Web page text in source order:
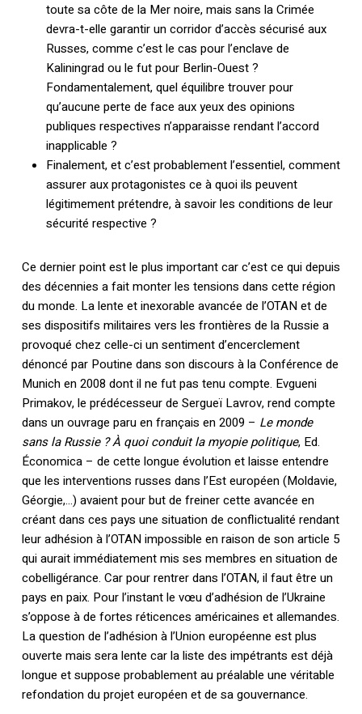
toute sa côte de la Mer noire, mais sans la Crimée
devra-t-elle garantir un corridor d’accès sécurisé aux
Russes, comme c’est le cas pour l’enclave de
Kaliningrad ou le fut pour Berlin-Ouest ?
Fondamentalement, quel équilibre trouver pour
qu’aucune perte de face aux yeux des opinions
publiques respectives n’apparaisse rendant l’accord
inapplicable ?
Finalement, et c’est probablement l’essentiel, comment
assurer aux protagonistes ce à quoi ils peuvent
légitimement prétendre, à savoir les conditions de leur
sécurité respective ?
Ce dernier point est le plus important car c’est ce qui depuis
des décennies a fait monter les tensions dans cette région
du monde. La lente et inexorable avancée de l’OTAN et de
ses dispositifs militaires vers les frontières de la Russie a
provoqué chez celle-ci un sentiment d’encerclement
dénoncé par Poutine dans son discours à la Conférence de
Munich en 2008 dont il ne fut pas tenu compte. Evgueni
Primakov, le prédécesseur de Sergueï Lavrov, rend compte
dans un ouvrage paru en français en 2009 – Le monde
sans la Russie ? À quoi conduit la myopie politique, Ed.
Économica – de cette longue évolution et laisse entendre
que les interventions russes dans l’Est européen (Moldavie,
Géorgie,…) avaient pour but de freiner cette avancée en
créant dans ces pays une situation de conflictualité rendant
leur adhésion à l’OTAN impossible en raison de son article 5
qui aurait immédiatement mis ses membres en situation de
cobelligérance. Car pour rentrer dans l’OTAN, il faut être un
pays en paix. Pour l’instant le vœu d’adhésion de l’Ukraine
s’oppose à de fortes réticences américaines et allemandes.
La question de l’adhésion à l’Union européenne est plus
ouverte mais sera lente car la liste des impétrants est déjà
longue et suppose probablement au préalable une véritable
refondation du projet européen et de sa gouvernance.